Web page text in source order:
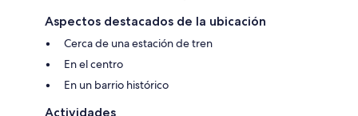
Aspectos destacados de la ubicación
Cerca de una estación de tren
En el centro
En un barrio histórico
Actividades